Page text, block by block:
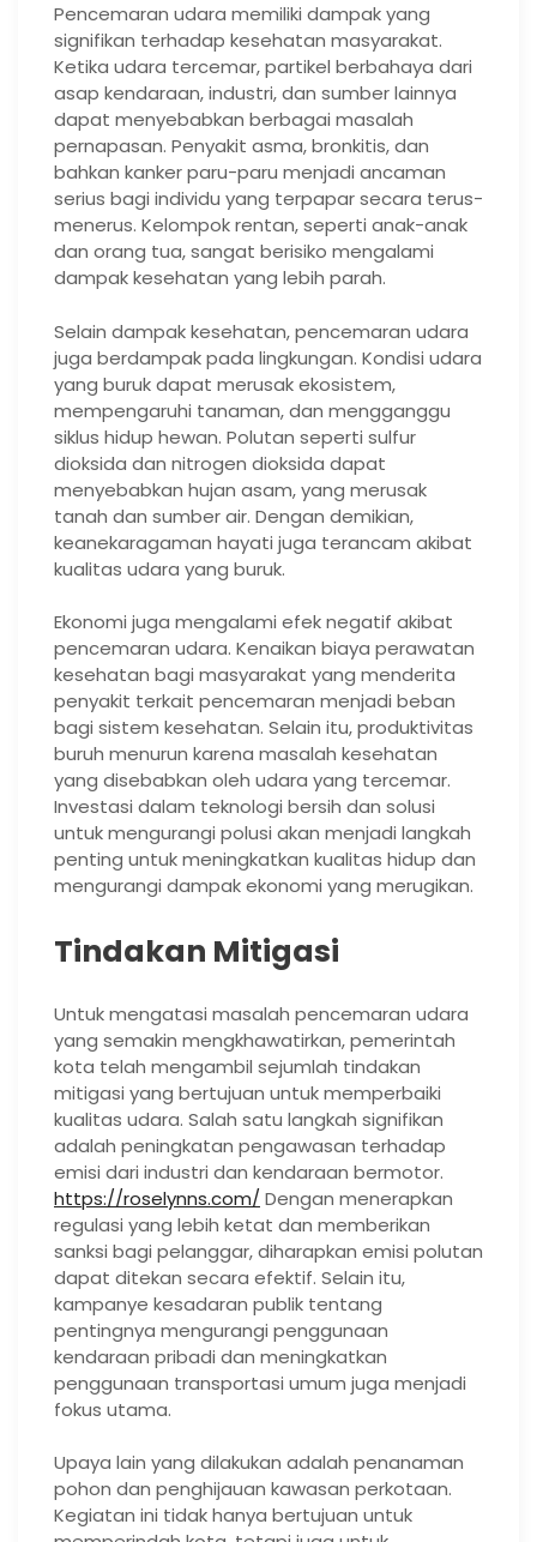
Pencemaran udara memiliki dampak yang
signifikan terhadap kesehatan masyarakat.
Ketika udara tercemar, partikel berbahaya dari
asap kendaraan, industri, dan sumber lainnya
dapat menyebabkan berbagai masalah
pernapasan. Penyakit asma, bronkitis, dan
bahkan kanker paru-paru menjadi ancaman
serius bagi individu yang terpapar secara terus-
menerus. Kelompok rentan, seperti anak-anak
dan orang tua, sangat berisiko mengalami
dampak kesehatan yang lebih parah.
Selain dampak kesehatan, pencemaran udara
juga berdampak pada lingkungan. Kondisi udara
yang buruk dapat merusak ekosistem,
mempengaruhi tanaman, dan mengganggu
siklus hidup hewan. Polutan seperti sulfur
dioksida dan nitrogen dioksida dapat
menyebabkan hujan asam, yang merusak
tanah dan sumber air. Dengan demikian,
keanekaragaman hayati juga terancam akibat
kualitas udara yang buruk.
Ekonomi juga mengalami efek negatif akibat
pencemaran udara. Kenaikan biaya perawatan
kesehatan bagi masyarakat yang menderita
penyakit terkait pencemaran menjadi beban
bagi sistem kesehatan. Selain itu, produktivitas
buruh menurun karena masalah kesehatan
yang disebabkan oleh udara yang tercemar.
Investasi dalam teknologi bersih dan solusi
untuk mengurangi polusi akan menjadi langkah
penting untuk meningkatkan kualitas hidup dan
mengurangi dampak ekonomi yang merugikan.
Tindakan Mitigasi
Untuk mengatasi masalah pencemaran udara
yang semakin mengkhawatirkan, pemerintah
kota telah mengambil sejumlah tindakan
mitigasi yang bertujuan untuk memperbaiki
kualitas udara. Salah satu langkah signifikan
adalah peningkatan pengawasan terhadap
emisi dari industri dan kendaraan bermotor.
https://roselynns.com/Dengan menerapkan
regulasi yang lebih ketat dan memberikan
sanksi bagi pelanggar, diharapkan emisi polutan
dapat ditekan secara efektif. Selain itu,
kampanye kesadaran publik tentang
pentingnya mengurangi penggunaan
kendaraan pribadi dan meningkatkan
penggunaan transportasi umum juga menjadi
fokus utama.
Upaya lain yang dilakukan adalah penanaman
pohon dan penghijauan kawasan perkotaan.
Kegiatan ini tidak hanya bertujuan untuk